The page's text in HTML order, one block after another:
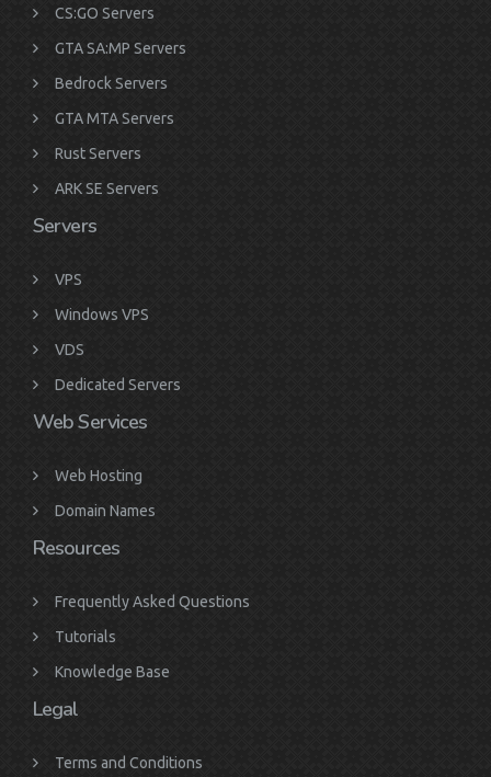
CS:GO Servers
GTA SA:MP Servers
Bedrock Servers
GTA MTA Servers
Rust Servers
ARK SE Servers
Servers
VPS
Windows VPS
VDS
Dedicated Servers
Web Services
Web Hosting
Domain Names
Resources
Frequently Asked Questions
Tutorials
Knowledge Base
Legal
Terms and Conditions